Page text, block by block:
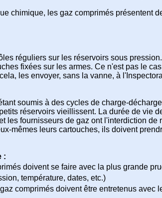
chimique, les gaz comprimés présentent
réguliers sur les réservoirs sous
fixées sur les armes. Ce n'est pas le
les envoyer, sans la vanne, à
soumis à des cycles de charge-
réservoirs vieillissent. La durée de vie
les fournisseurs de gaz ont l'interdiction de
mêmes leurs cartouches, ils doivent
:
doivent se faire avec la plus grande
température, dates, etc.)
comprimés doivent être entretenus